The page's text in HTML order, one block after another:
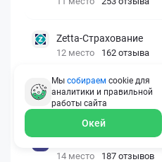
Zetta-Страхование
12 место 162 отзыва
СберСтрахование
13 место 326 отзывов
14 место 187 отзывов
Мы собираем cookie для
аналитики и правильной
работы сайта
Окей